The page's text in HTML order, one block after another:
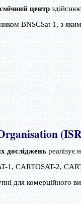
центр
BNSCSat 1, з
досліджень реалізує
1, CARTOSAT-2,
для комерційного